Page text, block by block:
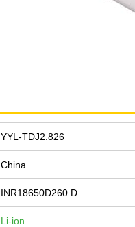
YYL-TDJ2.826
China
INR18650D260 D
Li-ion